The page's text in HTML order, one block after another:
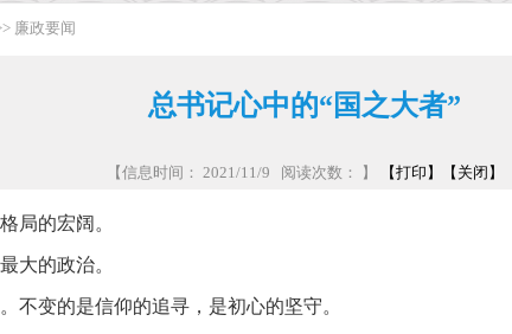
廉政要闻
总书记心中的“国之大者”
【信息时间： 2021/11/9 阅读次数： 】 【打印】 【关闭】
局的宏阔。
大的政治。
不变的是信仰的追寻，是初心的坚守。